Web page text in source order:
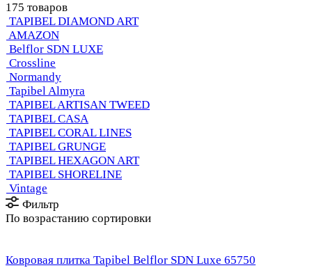
175 товаров
TAPIBEL DIAMOND ART
AMAZON
Belflor SDN LUXE
Crossline
Normandy
Tapibel Almyra
TAPIBEL ARTISAN TWEED
TAPIBEL CASA
TAPIBEL CORAL LINES
TAPIBEL GRUNGE
TAPIBEL HEXAGON ART
TAPIBEL SHORELINE
Vintage
Фильтр
По возрастанию сортировки
Ковровая плитка Tapibel Belflor SDN Luxe 65750